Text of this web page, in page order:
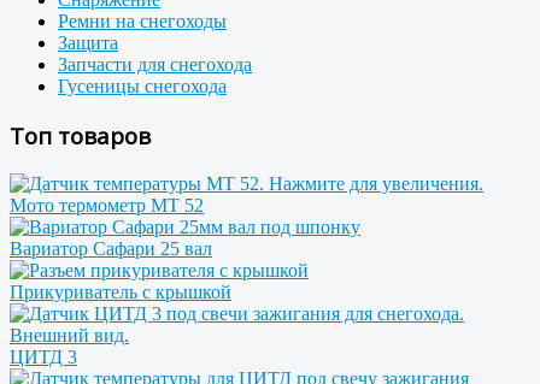
Ремни на снегоходы
Защита
Запчасти для снегохода
Гусеницы снегохода
Топ товаров
Мото термометр МТ 52
Вариатор Сафари 25 вал
Прикуриватель с крышкой
ЦИТД 3